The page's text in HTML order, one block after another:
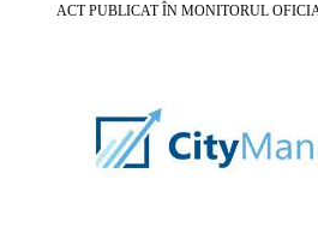
ACT PUBLICAT ÎN MONITORUL